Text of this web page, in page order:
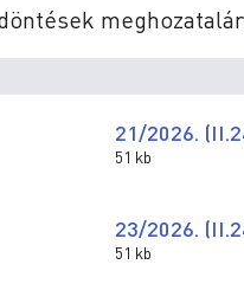
21/2026.
51 kb
23/2026.
51 kb